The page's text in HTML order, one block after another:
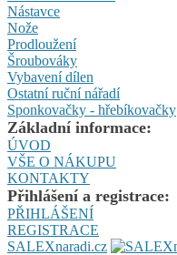
Nástavce
Nože
Prodloužení
Šroubováky
Vybavení dílen
Ostatní ruční nářadí
Sponkovačky - hřebíkovačky
Základní informace:
ÚVOD
VŠE O NÁKUPU
KONTAKTY
Přihlášení a registrace:
PŘIHLÁŠENÍ
REGISTRACE
SALEXnaradi.cz